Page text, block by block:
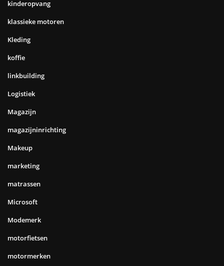
kinderopvang
klassieke motoren
Kleding
koffie
linkbuilding
Logistiek
Magazijn
magazijninrichting
Makeup
marketing
matrassen
Microsoft
Modemerk
motorfietsen
motormerken